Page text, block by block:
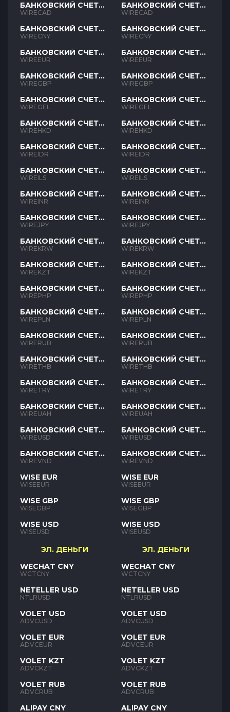
БАНКОВСКИЙ СЧЕТ
CAD
WIRECAD
БАНКОВСКИЙ СЧЕТ
CNY
WIRECNY
БАНКОВСКИЙ СЧЕТ
EUR
WIREEUR
БАНКОВСКИЙ СЧЕТ
GBP
WIREGBP
БАНКОВСКИЙ СЧЕТ
GEL
WIREGEL
БАНКОВСКИЙ СЧЕТ
HKD
WIREHKD
БАНКОВСКИЙ СЧЕТ
IDR
WIREIDR
БАНКОВСКИЙ СЧЕТ
ILS
WIREILS
БАНКОВСКИЙ СЧЕТ
INR
WIREINR
БАНКОВСКИЙ СЧЕТ
JPY
WIREJPY
БАНКОВСКИЙ СЧЕТ
KRW
WIREKRW
БАНКОВСКИЙ СЧЕТ
KZT
WIREKZT
БАНКОВСКИЙ СЧЕТ
PHP
WIREPHP
БАНКОВСКИЙ СЧЕТ
PLN
WIREPLN
БАНКОВСКИЙ СЧЕТ
RUB
WIRERUB
БАНКОВСКИЙ СЧЕТ
THB
WIRETHB
БАНКОВСКИЙ СЧЕТ
TRY
WIRETRY
БАНКОВСКИЙ СЧЕТ
UAH
WIREUAH
БАНКОВСКИЙ СЧЕТ
USD
WIREUSD
БАНКОВСКИЙ СЧЕТ
VND
WIREVND
WISE EUR
WISEEUR
WISE GBP
WISEGBP
WISE USD
WISEUSD
ЭЛ. ДЕНЬГИ
WECHAT CNY
WCTCNY
NETELLER USD
NTLRUSD
VOLET USD
ADVCUSD
VOLET EUR
ADVCEUR
VOLET KZT
ADVCKZT
VOLET RUB
ADVCRUB
ALIPAY CNY
БАНКОВСКИЙ СЧЕТ
CAD
WIRECAD
БАНКОВСКИЙ СЧЕТ
CNY
WIRECNY
БАНКОВСКИЙ СЧЕТ
EUR
WIREEUR
БАНКОВСКИЙ СЧЕТ
GBP
WIREGBP
БАНКОВСКИЙ СЧЕТ
GEL
WIREGEL
БАНКОВСКИЙ СЧЕТ
HKD
WIREHKD
БАНКОВСКИЙ СЧЕТ
IDR
WIREIDR
БАНКОВСКИЙ СЧЕТ
ILS
WIREILS
БАНКОВСКИЙ СЧЕТ
INR
WIREINR
БАНКОВСКИЙ СЧЕТ
JPY
WIREJPY
БАНКОВСКИЙ СЧЕТ
KRW
WIREKRW
БАНКОВСКИЙ СЧЕТ
KZT
WIREKZT
БАНКОВСКИЙ СЧЕТ
PHP
WIREPHP
БАНКОВСКИЙ СЧЕТ
PLN
WIREPLN
БАНКОВСКИЙ СЧЕТ
RUB
WIRERUB
БАНКОВСКИЙ СЧЕТ
THB
WIRETHB
БАНКОВСКИЙ СЧЕТ
TRY
WIRETRY
БАНКОВСКИЙ СЧЕТ
UAH
WIREUAH
БАНКОВСКИЙ СЧЕТ
USD
WIREUSD
БАНКОВСКИЙ СЧЕТ
VND
WIREVND
WISE EUR
WISEEUR
WISE GBP
WISEGBP
WISE USD
WISEUSD
ЭЛ. ДЕНЬГИ
WECHAT CNY
WCTCNY
NETELLER USD
NTLRUSD
VOLET USD
ADVCUSD
VOLET EUR
ADVCEUR
VOLET KZT
ADVCKZT
VOLET RUB
ADVCRUB
ALIPAY CNY